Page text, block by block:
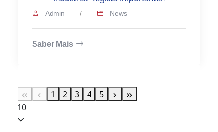
Admin / News
Saber Mais
1 2 3 4
5
10